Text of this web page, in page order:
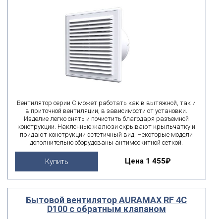
Вентилятор серии С может работать как в вытяжной, так и
в приточной вентиляции, в зависимости от установки.
Изделие легко снять и почистить благодаря разъемной
конструкции. Наклонные жалюзи скрывают крыльчатку и
придают конструкции эстетичный вид. Некоторые модели
дополнительно оборудованы антимоскитной сеткой.
Купить Цена 1 455₽
Бытовой вентилятор AURAMAX RF 4C
D100 с обратным клапаном